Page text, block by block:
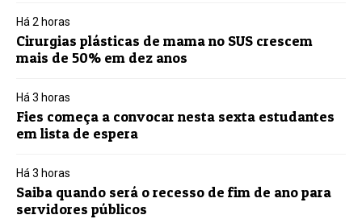
Há 2 horas
Cirurgias plásticas de mama no SUS crescem
mais de 50% em dez anos
Há 3 horas
Fies começa a convocar nesta sexta estudantes
em lista de espera
Há 3 horas
Saiba quando será o recesso de fim de ano para
servidores públicos